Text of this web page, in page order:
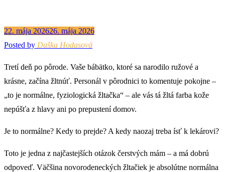
22. mája 202626. mája 2026
Posted by Daška Hodasová
Tretí deň po pôrode. Vaše bábätko, ktoré sa narodilo ružové a
krásne, začína žltnúť. Personál v pôrodnici to komentuje pokojne –
„to je normálne, fyziologická žltačka“ – ale vás tá žltá farba kože
nepúšťa z hlavy ani po prepustení domov.
Je to normálne? Kedy to prejde? A kedy naozaj treba ísť k lekárovi?
Toto je jedna z najčastejších otázok čerstvých mám – a má dobrú
odpoveď. Väčšina novorodeneckých žltačiek je absolútne normálna